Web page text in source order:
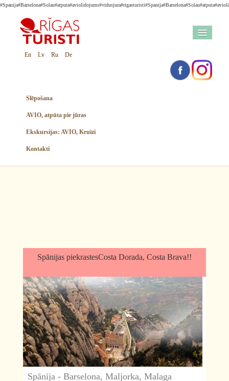
#Spanija#Barselona#Solau#atputa#aviolidojums#vidusjura#rigasturisti
En Lv Ru De
Slēpošana
AVIO, atpūta pie jūras
Ekskursijas: AVIO, Kruīzi
Kontakti
Spānijas piekrastesCosta Dorada, Costa Brava!!
Spānija - Barselona, Maljorka, Malaga